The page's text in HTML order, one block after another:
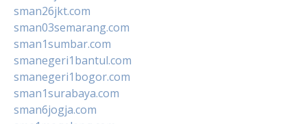
sman26jkt.com
sman03semarang.com
sman1sumbar.com
smanegeri1bantul.com
smanegeri1bogor.com
sman1surabaya.com
sman6jogja.com